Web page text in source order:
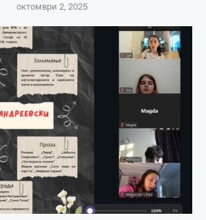
октомври 2, 2025